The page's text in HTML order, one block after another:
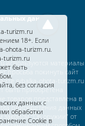
данных
используются материалы
просьба покинуть сайт
rybalka-ohota-turizm.ru
быть приобретена
товаров представлена в
приобретения данных
законом "Об оружии" от
turizm.ru
18+. Если
ohota-turizm.ru.
turizm.ru
быть
без согласия
данных с
обработки
Cookie в